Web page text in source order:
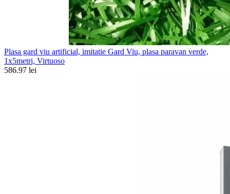
Plasa gard viu artificial, imitatie Gard Viu, plasa paravan verde,
1x5metri, Virtuoso
586.97 lei